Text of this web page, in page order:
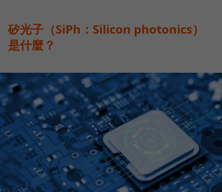
矽光子（SiPh：Silicon photonics）
是什麼？